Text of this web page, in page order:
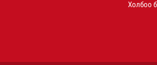
Холбоо